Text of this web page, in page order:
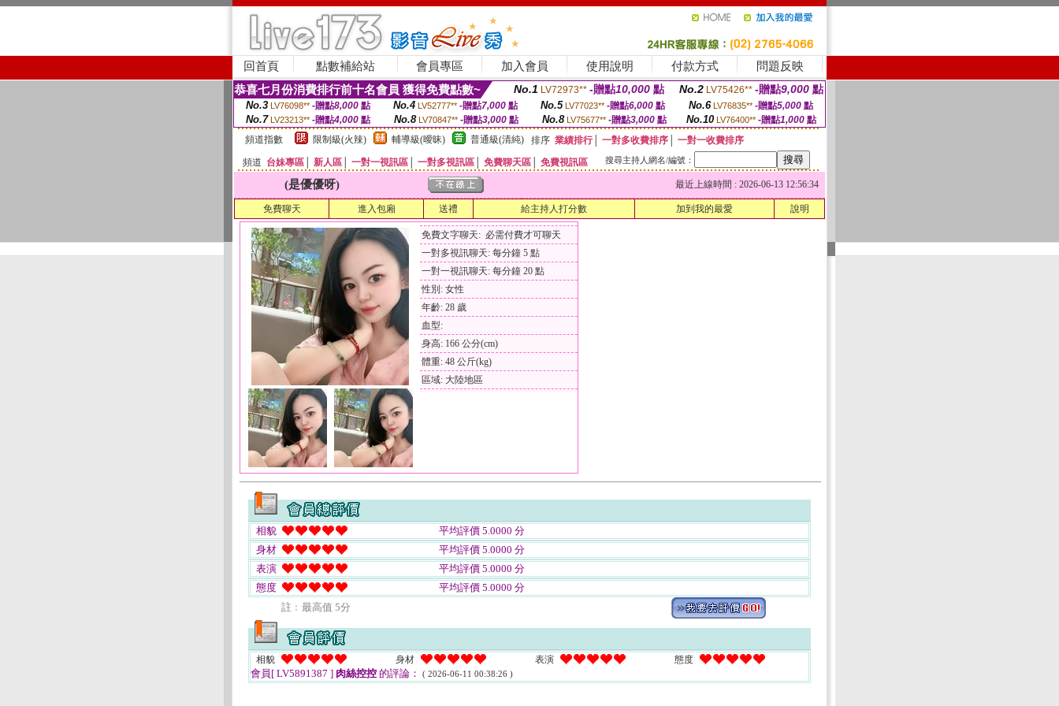
回首頁 點數補給站 會員專區 加入會員 使用說明 付款方式 問題反映
恭喜七月份消費排行前十名會員 獲得免費點數~ No.1 LV72973** -贈點10,000 點 No.2 LV75426** -贈點9,000 點
No.3 LV76098** -贈點8,000點 No.4 LV52777** -贈點7,000點 No.5 LV77023** -贈點6,000點 No.6 LV76835** -贈點5,000點
No.7 LV23213** -贈點4,000 點 No.8 LV70847** -贈點3,000 點 No.8 LV75677** -贈點3,000點 No.10 LV76400** -贈點1,000 點
頻道指數
限制級(火辣) 輔導級(曖昧) 普通級(清純) 排序 業績排行│ 一對多收費排序
一對一收費排序
頻道 台妹專區 新人區 一對一視訊區 一對多視訊區 免費聊天區 免費視訊區 搜尋主持人網名/編號：
(是優優呀) 最近上線時間 : 2026-06-13 12:56:34
免費聊天 進入包廂 送禮 給主持人打分數 加到我的最愛 說明
免費文字聊天: 必需付費才可聊天
一對多視訊聊天: 每分鐘 5 點
一對一視訊聊天: 每分鐘 20 點
性別: 女性
年齡: 28 歲
血型:
身高: 166 公分(cm)
體重: 48 公斤(kg)
區域: 大陸地區
相貌
平均評價 5.0000 分
身材
平均評價 5.0000 分
表演
平均評價 5.0000 分
態度
平均評價 5.0000 分
註﹕最高值 5分
相貌 身材 表演 態度
會員[ LV5891387 ] 肉絲控控 的評論： ( 2026-06-11 00:38:26 )